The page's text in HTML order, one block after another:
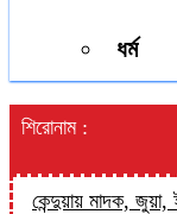
ধর্ম
শিরোনাম :
মাদক, জুয়া,